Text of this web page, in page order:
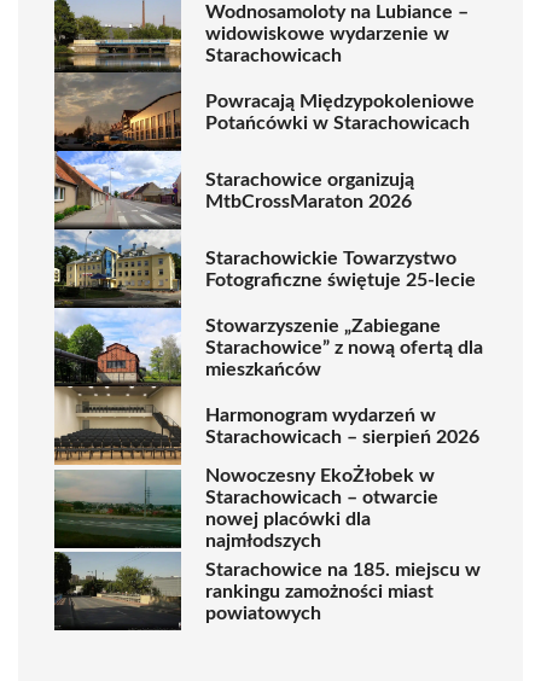
Wodnosamoloty na Lubiance –
widowiskowe wydarzenie w
Starachowicach
Powracają Międzypokoleniowe
Potańcówki w Starachowicach
Starachowice organizują
MtbCrossMaraton 2026
Starachowickie Towarzystwo
Fotograficzne świętuje 25-lecie
Stowarzyszenie „Zabiegane
Starachowice” z nową ofertą dla
mieszkańców
Harmonogram wydarzeń w
Starachowicach – sierpień 2026
Nowoczesny EkoŻłobek w
Starachowicach – otwarcie
nowej placówki dla
najmłodszych
Starachowice na 185. miejscu w
rankingu zamożności miast
powiatowych